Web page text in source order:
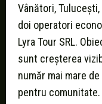
Vânători,
doi operatori
Lyra Tour SRL.
sunt creșterea
număr mai mare
pentru comunitate.